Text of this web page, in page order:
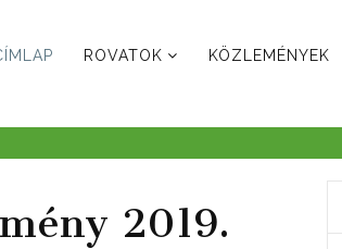
ROVATOK KÖZLEMÉNYEK
2019.